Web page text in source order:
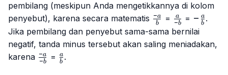
pembilang (meskipun Anda mengetikkannya di kolom
penyebut), karena secara matematis \frac{-
a}{b}
b
−a = \frac{a}
{-b}
−b
a = -
{b}
− b
a .
Jika pembilang dan penyebut sama-sama bernilai
negatif, tanda minus tersebut akan saling meniadakan,
karena \frac{-
a}{-b}
−b
−a = \frac{a}
{b}
b
a .